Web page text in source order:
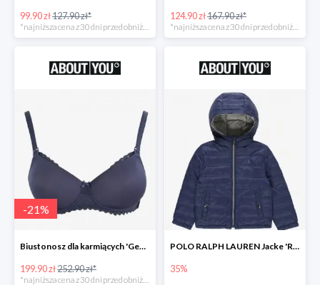
99.90 zł127.90 zł*
*najniższa cena z 30 dni przed obniżką
124.90 zł167.90 zł*
*najniższa cena z 30 dni przed obniżką
-21%
Biustonosz dla karmiących 'Geo Lace' -21%
199.90 zł252.90 zł*
POLO RALPH LAUREN Jacke 'REVERSE' w kolorze granatowym
35%